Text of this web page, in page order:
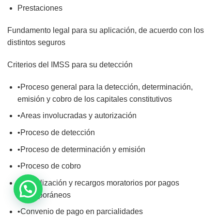
Prestaciones
Fundamento legal para su aplicación, de acuerdo con los
distintos seguros
Criterios del IMSS para su detección
•Proceso general para la detección, determinación,
emisión y cobro de los capitales constitutivos
•Areas involucradas y autorización
•Proceso de detección
•Proceso de determinación y emisión
•Proceso de cobro
•Actualización y recargos moratorios por pagos
extemporáneos
•Convenio de pago en parcialidades